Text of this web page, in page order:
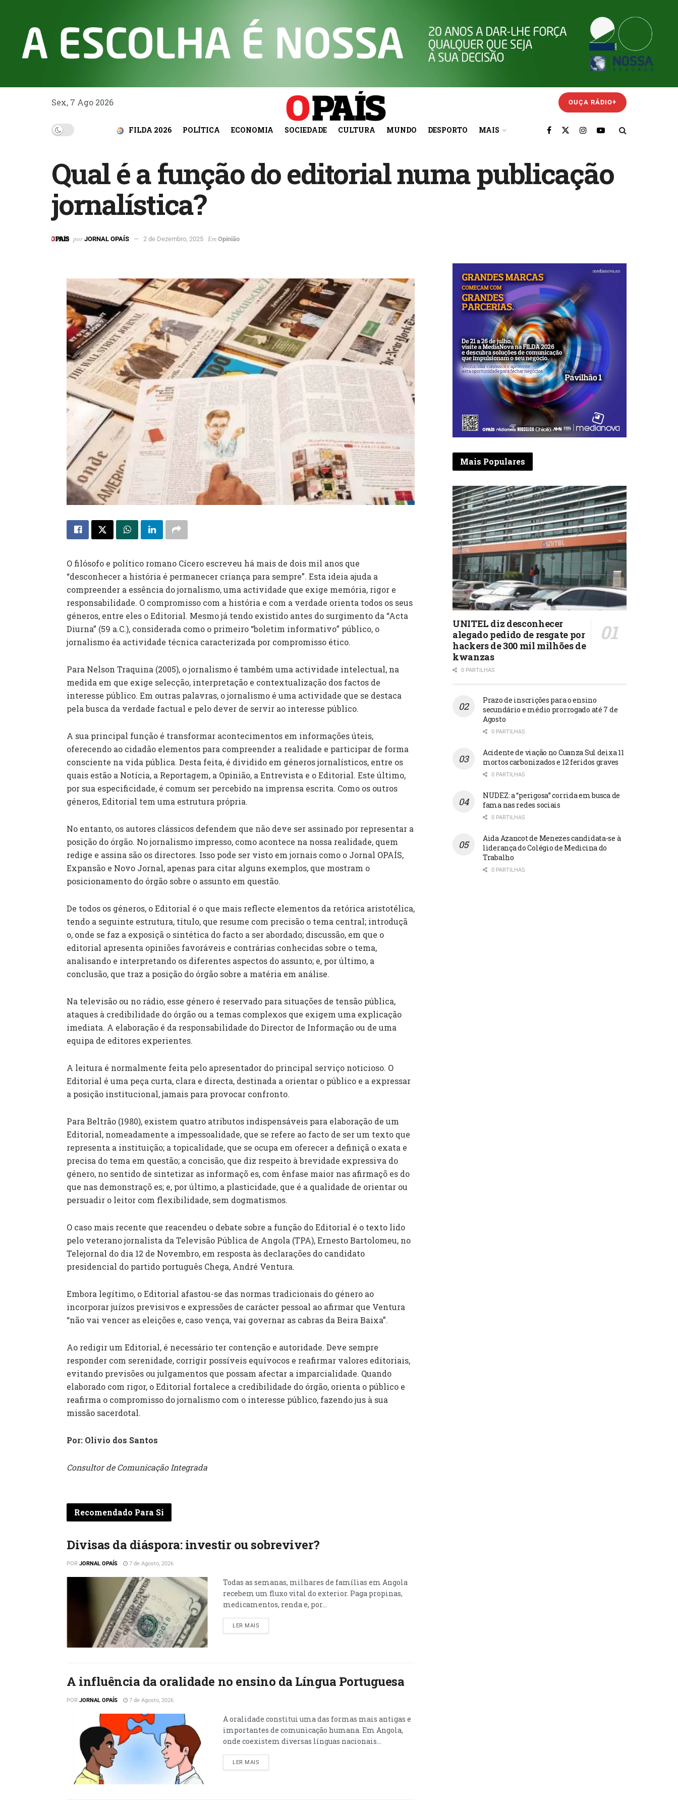
Sex, 7 Ago 2026 OUÇA RÁDIO+
FILDA 2026 POLÍTICA ECONOMIA SOCIEDADE CULTURA MUNDO DESPORTO MAIS
Qual é a função do editorial numa publicação
jornalística?
por JORNAL OPAÍS 2 de Dezembro, 2025 Em Opinião
O filósofo e político romano Cícero escreveu há mais de dois mil anos que
“desconhecer a história é permanecer criança para sempre”. Esta ideia ajuda a
compreender a essência do jornalismo, uma actividade que exige memória, rigor e
responsabilidade. O compromisso com a história e com a verdade orienta todos os seus
géneros, entre eles o Editorial. Mesmo já tendo existido antes do surgimento da “Acta
Diurna” (59 a.C.), considerada como o primeiro “boletim informativo” público, o
jornalismo éa actividade técnica caracterizada por compromisso ético.
Para Nelson Traquina (2005), o jornalismo é também uma actividade intelectual, na
medida em que exige selecção, interpretação e contextualização dos factos de
interesse público. Em outras palavras, o jornalismo é uma actividade que se destaca
pela busca da verdade factual e pelo dever de servir ao interesse público.
A sua principal função é transformar acontecimentos em informações úteis,
oferecendo ao cidadão elementos para compreender a realidade e participar de forma
consciente na vida pública. Desta feita, é dividido em géneros jornalísticos, entre os
quais estão a Notícia, a Reportagem, a Opinião, a Entrevista e o Editorial. Este último,
por sua especificidade, é comum ser percebido na imprensa escrita. Como os outros
géneros, Editorial tem uma estrutura própria.
No entanto, os autores clássicos defendem que não deve ser assinado por representar a
posição do órgão. No jornalismo impresso, como acontece na nossa realidade, quem
redige e assina são os directores. Isso pode ser visto em jornais como o Jornal OPAÍS,
Expansão e Novo Jornal, apenas para citar alguns exemplos, que mostram o
posicionamento do órgão sobre o assunto em questão.
De todos os géneros, o Editorial é o que mais reflecte elementos da retórica aristotélica,
tendo a seguinte estrutura, título, que resume com precisão o tema central; introduçã
o, onde se faz a exposiçã o sintética do facto a ser abordado; discussão, em que o
editorial apresenta opiniões favoráveis e contrárias conhecidas sobre o tema,
analisando e interpretando os diferentes aspectos do assunto; e, por último, a
conclusão, que traz a posição do órgão sobre a matéria em análise.
Na televisão ou no rádio, esse género é reservado para situações de tensão pública,
ataques à credibilidade do órgão ou a temas complexos que exigem uma explicação
imediata. A elaboração é da responsabilidade do Director de Informação ou de uma
equipa de editores experientes.
A leitura é normalmente feita pelo apresentador do principal serviço noticioso. O
Editorial é uma peça curta, clara e directa, destinada a orientar o público e a expressar
a posição institucional, jamais para provocar confronto.
Para Beltrão (1980), existem quatro atributos indispensáveis para elaboração de um
Editorial, nomeadamente a impessoalidade, que se refere ao facto de ser um texto que
representa a instituição; a topicalidade, que se ocupa em oferecer a definiçã o exata e
precisa do tema em questão; a concisão, que diz respeito à brevidade expressiva do
género, no sentido de sintetizar as informaçõ es, com ênfase maior nas afirmaçõ es do
que nas demonstraçõ es; e, por último, a plasticidade, que é a qualidade de orientar ou
persuadir o leitor com flexibilidade, sem dogmatismos.
O caso mais recente que reacendeu o debate sobre a função do Editorial é o texto lido
pelo veterano jornalista da Televisão Pública de Angola (TPA), Ernesto Bartolomeu, no
Telejornal do dia 12 de Novembro, em resposta às declarações do candidato
presidencial do partido português Chega, André Ventura.
Embora legítimo, o Editorial afastou-se das normas tradicionais do género ao
incorporar juízos previsivos e expressões de carácter pessoal ao afirmar que Ventura
“não vai vencer as eleições e, caso vença, vai governar as cabras da Beira Baixa”.
Ao redigir um Editorial, é necessário ter contenção e autoridade. Deve sempre
responder com serenidade, corrigir possíveis equívocos e reafirmar valores editoriais,
evitando previsões ou julgamentos que possam afectar a imparcialidade. Quando
elaborado com rigor, o Editorial fortalece a credibilidade do órgão, orienta o público e
reafirma o compromisso do jornalismo com o interesse público, fazendo jus à sua
missão sacerdotal.
Por: Olívio dos Santos
Consultor de Comunicação Integrada
Recomendado Para Si
Divisas da diáspora: investir ou sobreviver?
POR JORNAL OPAÍS 7 de Agosto, 2026
Todas as semanas, milhares de famílias em Angola
recebem um fluxo vital do exterior. Paga propinas,
medicamentos, renda e, por...
LER MAIS
A influência da oralidade no ensino da Língua Portuguesa
POR JORNAL OPAÍS 7 de Agosto, 2026
A oralidade constitui uma das formas mais antigas e
importantes de comunicação humana. Em Angola,
onde coexistem diversas línguas nacionais...
LER MAIS
Mais Populares
UNITEL diz desconhecer
alegado pedido de resgate por
hackers de 300 mil milhões de
kwanzas
0 PARTILHAS
Prazo de inscrições para o ensino
secundário e médio prorrogado até 7 de
Agosto
0 PARTILHAS
Acidente de viação no Cuanza Sul deixa 11
mortos carbonizados e 12 feridos graves
0 PARTILHAS
NUDEZ: a “perigosa” corrida em busca de
fama nas redes sociais
0 PARTILHAS
Aida Azancot de Menezes candidata-se à
liderança do Colégio de Medicina do
Trabalho
0 PARTILHAS